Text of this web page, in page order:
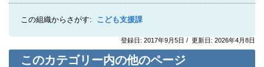
この組織からさがす: こども支援課
登録日: 2017年9月5日 / 更新日: 2026年4月8日
このカテゴリー内の他のページ